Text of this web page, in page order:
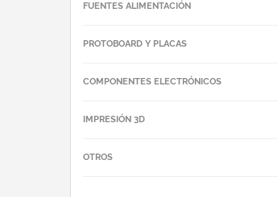
FUENTES ALIMENTACIÓN
PROTOBOARD Y PLACAS
COMPONENTES ELECTRÓNICOS
IMPRESIÓN 3D
OTROS